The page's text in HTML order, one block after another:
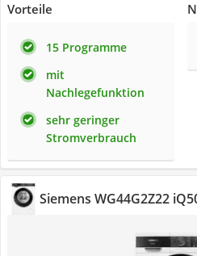
Vorteile
15 Programme
mit
Nachlegefunktion
sehr geringer
Stromverbrauch
Siemens WG44G2Z22